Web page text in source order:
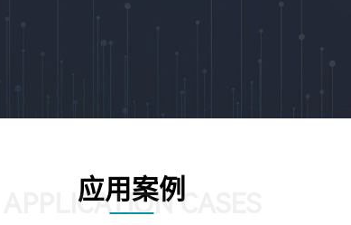
应用案例
APPLICATION CASES